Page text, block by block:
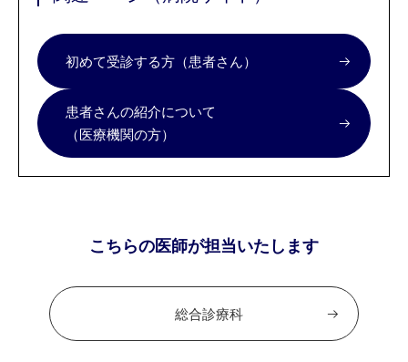
初めて受診する方（患者さん）
患者さんの紹介について
（医療機関の方）
こちらの医師が担当いたします
総合診療科